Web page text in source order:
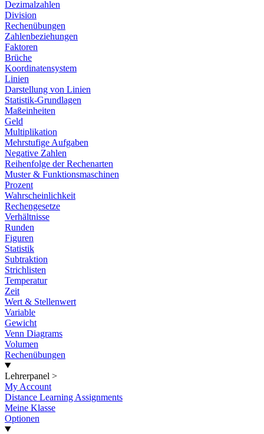
Dezimalzahlen
Division
Rechenübungen
Zahlenbeziehungen
Faktoren
Brüche
Koordinatensystem
Linien
Darstellung von Linien
Statistik-Grundlagen
Maßeinheiten
Geld
Multiplikation
Mehrstufige Aufgaben
Negative Zahlen
Reihenfolge der Rechenarten
Muster & Funktionsmaschinen
Prozent
Wahrscheinlichkeit
Rechengesetze
Verhältnisse
Runden
Figuren
Statistik
Subtraktion
Strichlisten
Temperatur
Zeit
Wert & Stellenwert
Variable
Gewicht
Venn Diagrams
Volumen
Rechenübungen
Lehrerpanel >
My Account
Distance Learning Assignments
Meine Klasse
Optionen